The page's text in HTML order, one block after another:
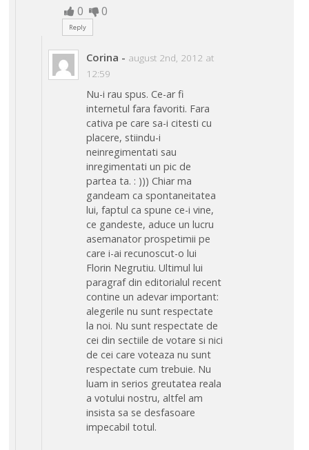
0 0
Reply
Corina - august 2nd, 2012 at
12:59
Nu-i rau spus. Ce-ar fi
internetul fara favoriti. Fara
cativa pe care sa-i citesti cu
placere, stiindu-i
neinregimentati sau
inregimentati un pic de
partea ta. : ))) Chiar ma
gandeam ca spontaneitatea
lui, faptul ca spune ce-i vine,
ce gandeste, aduce un lucru
asemanator prospetimii pe
care i-ai recunoscut-o lui
Florin Negrutiu. Ultimul lui
paragraf din editorialul recent
contine un adevar important:
alegerile nu sunt respectate
la noi. Nu sunt respectate de
cei din sectiile de votare si nici
de cei care voteaza nu sunt
respectate cum trebuie. Nu
luam in serios greutatea reala
a votului nostru, altfel am
insista sa se desfasoare
impecabil totul.